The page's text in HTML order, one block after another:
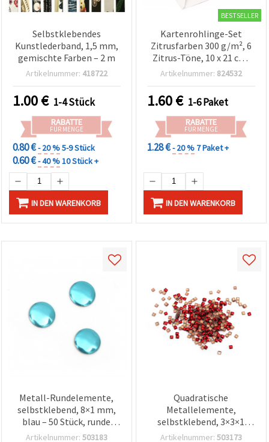
Selbstklebendes
Kunstlederband, 1,5 mm,
gemischte Farben – 2 m
Artikelnummer: 418722
1.00€ 1-4 Stück
RABATTE
FÜR MENGE
0.80 €- 20 %5-9 Stück
0.60 €- 40 %10 Stück +
IN DEN WARENKORB
BESTSELLER
Kartenrohlinge-Set
Zitrusfarben 300 g/m², 6
Zitrus-Töne, 10 x 21 cm,
mit weißen Umschlägen
Stück, sortiert (Mix)
Artikelnummer: 824532
1.60€ 1-6 Paket
RABATTE
FÜR MENGE
1.28 €- 20 % 7 Paket +
IN DEN WARENKORB
Metall-Rundelemente,
selbstklebend, 8×1 mm,
blau – 50 Stück, runde
facettierte Strass-
Artikelnummer: 503183
Quadratische
Metallelemente,
selbstklebend, 3×3×1
mm, rot – 100 Stück |
Artikelnummer: 503173